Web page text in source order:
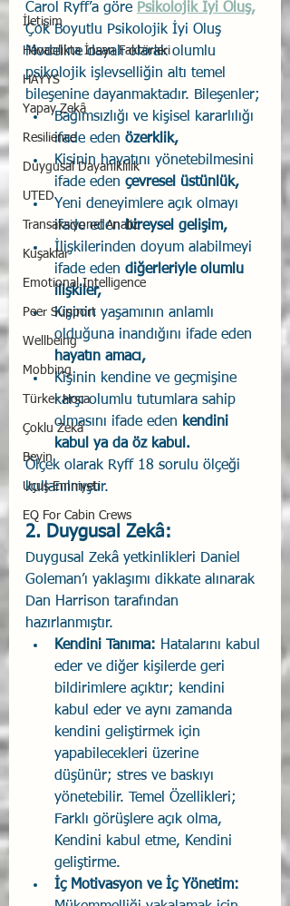
İletişim
Havacılıkta İnsan Faktörleri
HAYYS
Yapay Zekâ
Resilience
Duygusal Dayanıklılık
UTED
Transaksiyonel Analiz
Kuşaklar
Emotional Intelligence
Peer Support
Wellbeing
Mobbing
Türker Hoca
Çoklu Zekâ
Beyin
Uçuş Emniyeti
EQ For Cabin Crews
Carol Ryff’a göre Psikolojik İyi Oluş,
Çok Boyutlu Psikolojik İyi Oluş
Modeline dayalı olarak olumlu
psikolojik işlevselliğin altı temel
bileşenine dayanmaktadır. Bileşenler;
Bağımsızlığı ve kişisel kararlılığı
ifade eden özerklik,
Kişinin hayatını yönetebilmesini
ifade eden çevresel üstünlük,
Yeni deneyimlere açık olmayı
ifade eden bireysel gelişim,
İlişkilerinden doyum alabilmeyi
ifade eden diğerleriyle olumlu
ilişkiler,
Kişinin yaşamının anlamlı
olduğuna inandığını ifade eden
hayatın amacı,
Kişinin kendine ve geçmişine
karşı olumlu tutumlara sahip
olmasını ifade eden kendini
kabul ya da öz kabul.
Ölçek olarak Ryff 18 sorulu ölçeği
kullanılmıştır.
2. Duygusal Zekâ:
Duygusal Zekâ yetkinlikleri Daniel
Goleman’ı yaklaşımı dikkate alınarak
Dan Harrison tarafından
hazırlanmıştır.
Kendini Tanıma: Hatalarını kabul
eder ve diğer kişilerde geri
bildirimlere açıktır; kendini
kabul eder ve aynı zamanda
kendini geliştirmek için
yapabilecekleri üzerine
düşünür; stres ve baskıyı
yönetebilir. Temel Özellikleri;
Farklı görüşlere açık olma,
Kendini kabul etme, Kendini
geliştirme.
İç Motivasyon ve İç Yönetim: